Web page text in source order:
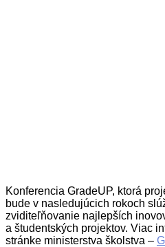
Konferencia GradeUP, ktorá
bude v nasledujúcich rokoch
zviditeľňovanie najlepších
a študentských projektov. Viac
stránke ministerstva školstva –